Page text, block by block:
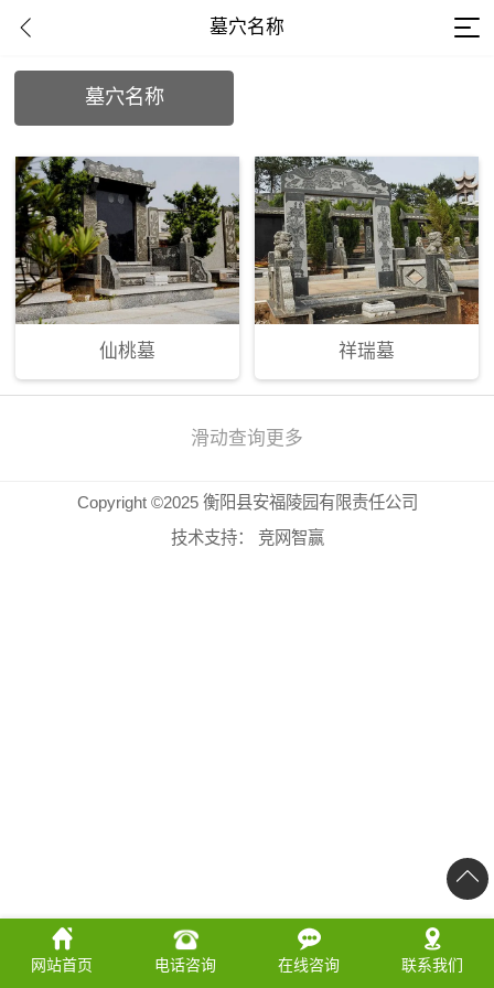
墓穴名称
墓穴名称
仙桃墓 祥瑞墓
滑动查询更多
网站首页 电话咨询 在线咨询 联系我们
Copyright ©2025 衡阳县安福陵园有限责任公司
技术支持：
竞网智赢